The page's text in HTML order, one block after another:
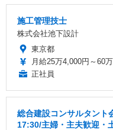
施工管理技士
株式会社池下設計
東京都
月給25万4,000円～60
正社員
総合建設コンサルタント
17:30/主婦・主夫歓迎・